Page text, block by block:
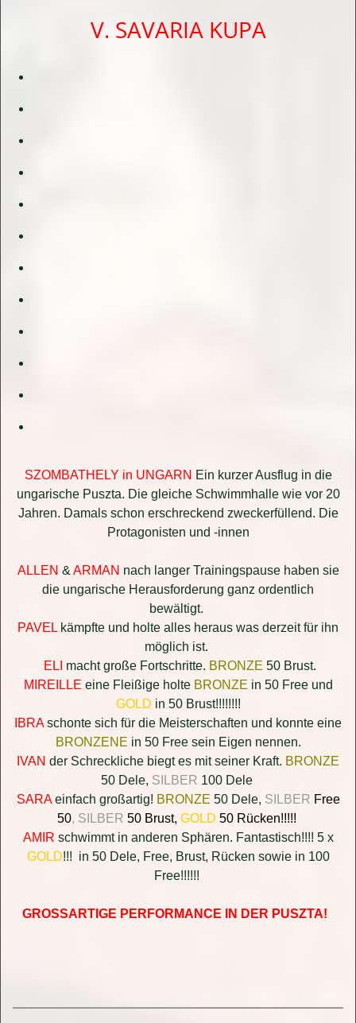
V. SAVARIA KUPA
SZOMBATHELY in UNGARN Ein kurzer Ausflug in die
ungarische Puszta. Die gleiche Schwimmhalle wie vor 20
Jahren. Damals schon erschreckend zweckerfüllend. Die
Protagonisten und -innen
ALLEN & ARMAN nach langer Trainingspause haben sie
die ungarische Herausforderung ganz ordentlich
bewältigt.
PAVEL kämpfte und holte alles heraus was derzeit für ihn
möglich ist.
ELI macht große Fortschritte. BRONZE 50 Brust.
MIREILLE eine Fleißige holte BRONZE in 50 Free und
GOLD in 50 Brust!!!!!!!!
IBRAschonte sich für die Meisterschaften und konnte eine
BRONZENE in 50 Free sein Eigen nennen.
IVAN der Schreckliche biegt es mit seiner Kraft. BRONZE
50 Dele, SILBER 100 Dele
SARAeinfach großartig! BRONZE 50 Dele, SILBER Free
50, SILBER 50 Brust, GOLD 50 Rücken!!!!!
AMIR schwimmt in anderen Sphären. Fantastisch!!!! 5 x
GOLD!!! in 50 Dele, Free, Brust, Rücken sowie in 100
Free!!!!!!
GROSSARTIGE PERFORMANCE IN DER PUSZTA!